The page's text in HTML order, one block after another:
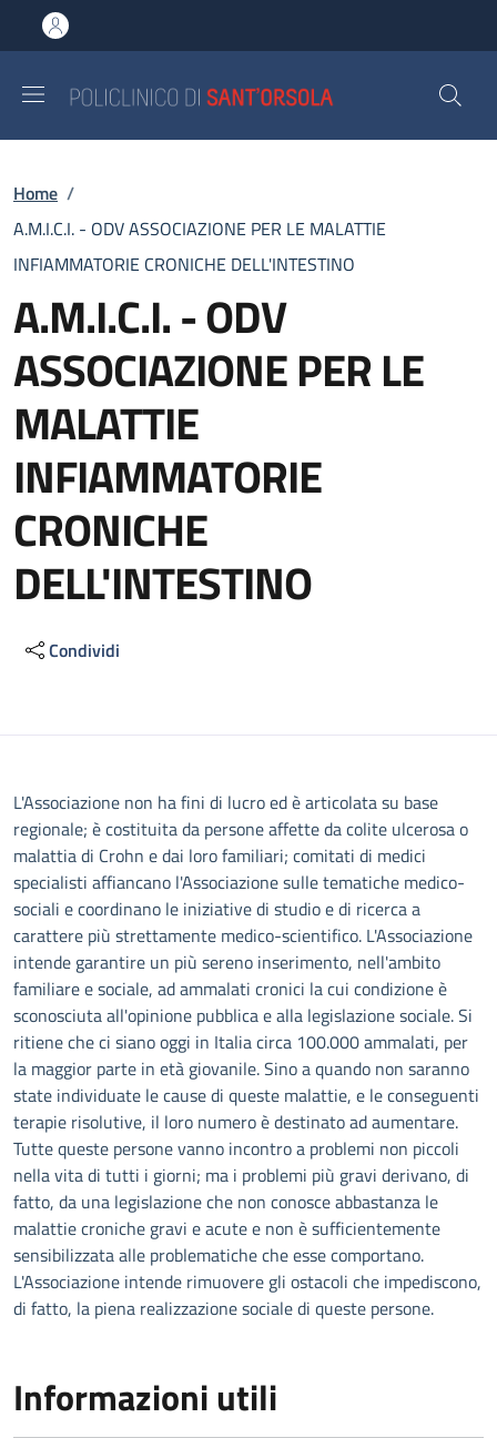
al contenuto principale
to footer content
Briciole di pane
Home /
A.M.I.C.I. - ODV ASSOCIAZIONE PER LE MALATTIE
INFIAMMATORIE CRONICHE DELL'INTESTINO
A.M.I.C.I. - ODV
ASSOCIAZIONE PER LE
MALATTIE
INFIAMMATORIE
CRONICHE
DELL'INTESTINO
Condividi
Descrizione
L'Associazione non ha fini di lucro ed è articolata su base
regionale; è costituita da persone affette da colite ulcerosa o
malattia di Crohn e dai loro familiari; comitati di medici
specialisti affiancano l'Associazione sulle tematiche medico-
sociali e coordinano le iniziative di studio e di ricerca a
carattere più strettamente medico-scientifico. L'Associazione
intende garantire un più sereno inserimento, nell'ambito
familiare e sociale, ad ammalati cronici la cui condizione è
sconosciuta all'opinione pubblica e alla legislazione sociale. Si
ritiene che ci siano oggi in Italia circa 100.000 ammalati, per
la maggior parte in età giovanile. Sino a quando non saranno
state individuate le cause di queste malattie, e le conseguenti
terapie risolutive, il loro numero è destinato ad aumentare.
Tutte queste persone vanno incontro a problemi non piccoli
nella vita di tutti i giorni; ma i problemi più gravi derivano, di
fatto, da una legislazione che non conosce abbastanza le
malattie croniche gravi e acute e non è sufficientemente
sensibilizzata alle problematiche che esse comportano.
L'Associazione intende rimuovere gli ostacoli che impediscono,
di fatto, la piena realizzazione sociale di queste persone.
Informazioni utili